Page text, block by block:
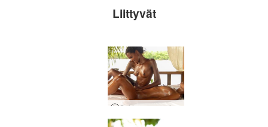
Liittyvät